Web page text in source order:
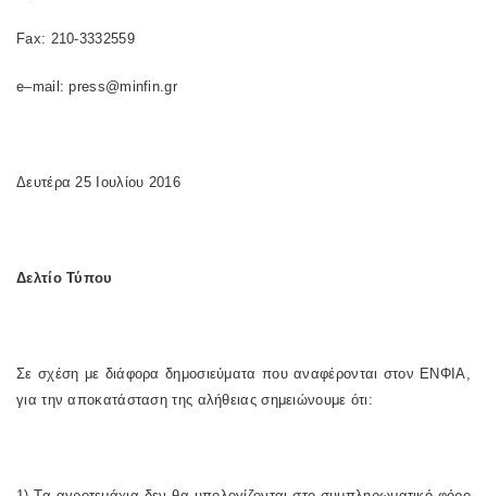
Fax: 210-3332559
e–mail :press@minfin.gr
Δευτέρα 25 Ιουλίου 2016
Δελτίο Τύπου
Σε σχέση με διάφορα δημοσιεύματα που αναφέρονται στον ΕΝΦΙΑ,
για την αποκατάσταση της αλήθειας σημειώνουμε ότι: